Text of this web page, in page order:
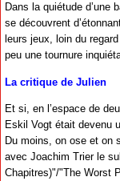
Dans la quiétude d’une
se découvrent
leurs jeux, loin du
peu une tournure
La critique de Julien
Et si, en l’espace de
Eskil Vogt était devenu
Du moins, on ose et on
avec Joachim Trier le
Chapitres)"/"The Worst